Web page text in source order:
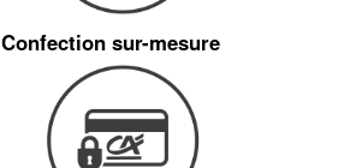
Confection sur-mesure